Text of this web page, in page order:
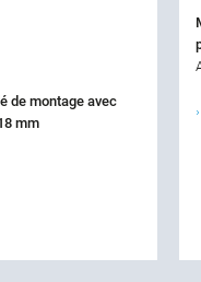
de montage avec
mm